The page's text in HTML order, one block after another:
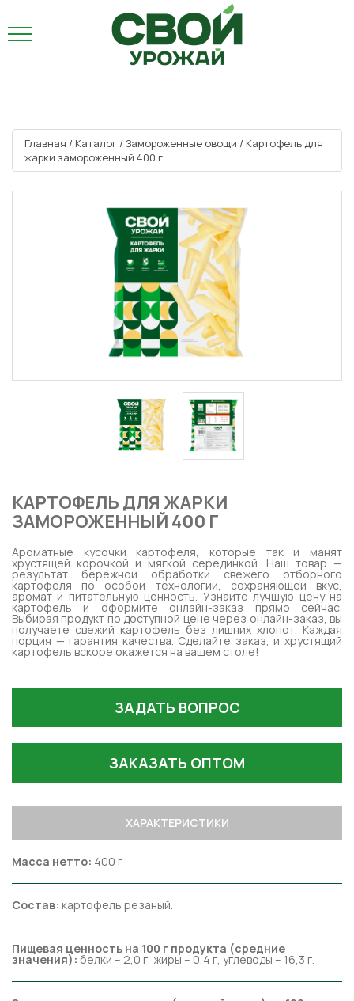
Главная / Каталог / Замороженные овощи / Картофель для
жарки замороженный 400 г
КАРТОФЕЛЬ ДЛЯ ЖАРКИ
ЗАМОРОЖЕННЫЙ 400 Г
Ароматные кусочки картофеля, которые так и манят
хрустящей корочкой и мягкой серединкой. Наш товар —
результат бережной обработки свежего отборного
картофеля по особой технологии, сохраняющей вкус,
аромат и питательную ценность. Узнайте лучшую цену на
картофель и оформите онлайн-заказ прямо сейчас.
Выбирая продукт по доступной цене через онлайн-заказ, вы
получаете свежий картофель без лишних хлопот. Каждая
порция — гарантия качества. Сделайте заказ, и хрустящий
картофель вскоре окажется на вашем столе!
ЗАДАТЬ ВОПРОС
ЗАКАЗАТЬ ОПТОМ
ХАРАКТЕРИСТИКИ
Масса нетто: 400 г
Состав: картофель резаный.
Пищевая ценность на 100 г продукта (средние
значения): белки – 2,0 г, жиры – 0,4 г, углеводы – 16,3 г.